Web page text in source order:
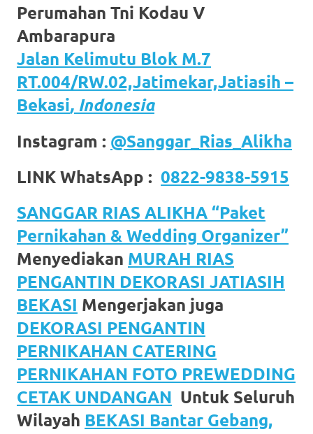
Perumahan Tni Kodau V
Ambarapura
Jalan Kelimutu Blok M.7
RT.004/RW.02,Jatimekar,Jatiasih –
Bekasi, Indonesia
Instagram : @Sanggar_Rias_Alikha
LINK WhatsApp : 0822-9838-5915
SANGGAR RIAS ALIKHA “Paket
Pernikahan & Wedding Organizer”
Menyediakan MURAH RIAS
PENGANTIN DEKORASI JATIASIH
BEKASI Mengerjakan juga
DEKORASI PENGANTIN
PERNIKAHAN CATERING
PERNIKAHAN FOTO PREWEDDING
CETAK UNDANGAN Untuk Seluruh
Wilayah BEKASI Bantar Gebang,